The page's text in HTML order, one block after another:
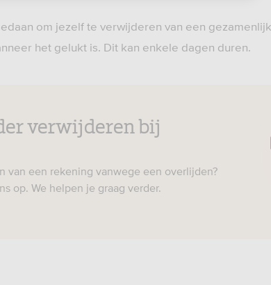
om jezelf te verwijderen van een
het gelukt is. Dit kan enkele dagen duren.
verwijderen bij
van een rekening vanwege een overlijden?
op. We helpen je graag verder.